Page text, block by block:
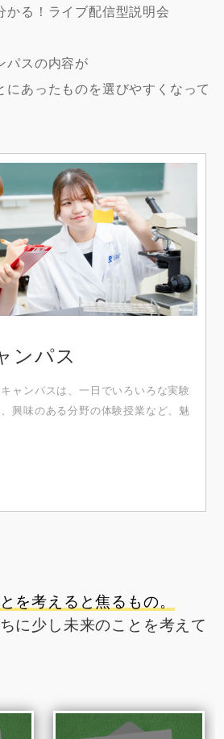
かる！ライブ配信型説明会
パスの内容が
にあったものを選びやすくなって
ンパス
ャンパスは、一日でいろいろな実験
興味のある分野の体験授業など、魅
を考えると焦るもの。
に少し未来のことを考えて